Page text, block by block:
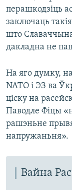
перашкодзіць
заключаць
што
дакладна не
На яго думку,
NATO і ЭЗ ва
ціску на
Паводле Фіцы
рашэньне
напружаньня».
Вайна